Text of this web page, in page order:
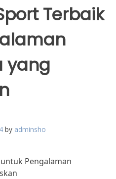
Terbaik
yang
by adminsho
Pengalaman